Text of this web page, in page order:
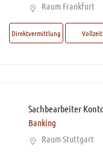
Raum Frankfurt
Direktvermittlung Vollzeit
Banking
Raum Stuttgart